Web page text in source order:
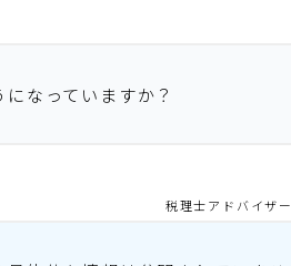
なっていますか？
税理士アドバイザー